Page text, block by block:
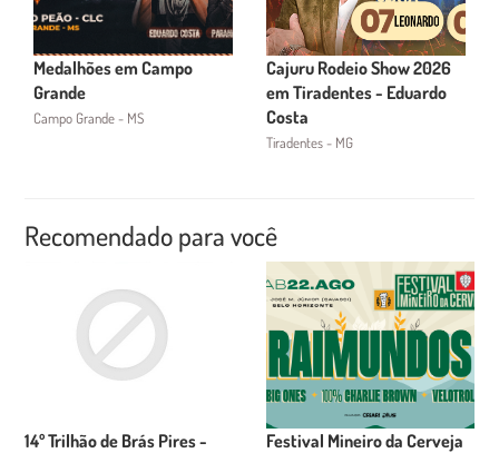
Medalhões em Campo
Grande
Campo Grande - MS
Cajuru Rodeio Show 2026
em Tiradentes - Eduardo
Costa
Tiradentes - MG
Recomendado para você
14º Trilhão de Brás Pires -
Festival Mineiro da Cerveja